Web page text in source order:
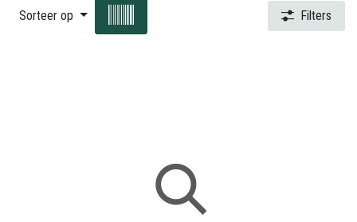
Sorteer op Filters